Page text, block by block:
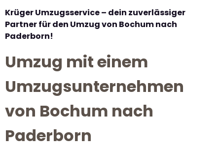
Krüger Umzugsservice – dein zuverlässiger
Partner für den Umzug von Bochum nach
Paderborn!
Umzug mit einem
Umzugsunternehmen
von Bochum nach
Paderborn